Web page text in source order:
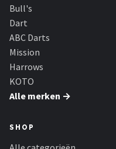
KOTO
Unicorn
Red Dragon
Bull's
Dart
ABC Darts
Mission
Harrows
KOTO
Alle merken →
SHOP